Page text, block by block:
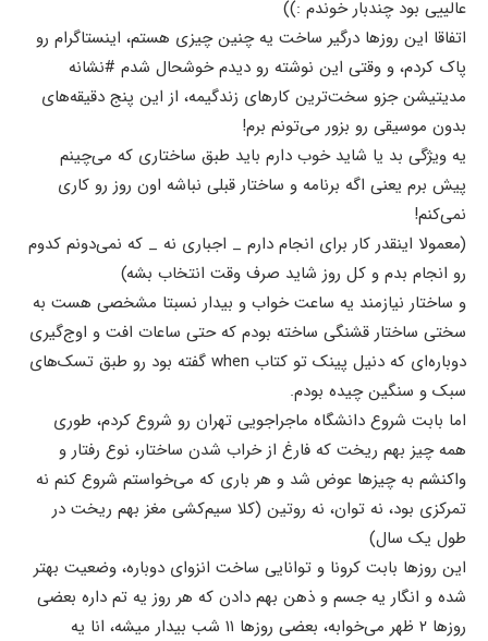
عالییی بود چندبار خوندم :))
اتفاقا این روزها درگیر ساخت یه چنین چیزی هستم، اینستاگرام رو
پاک کردم، و وقتی این نوشته رو دیدم خوشحال شدم #نشانه
مدیتیشن جزو سخت‌ترین کارهای زندگیمه، از این پنج دقیقه‌های
بدون موسیقی رو بزور می‌تونم برم!
یه ویژگی بد یا شاید خوب دارم باید طبق ساختاری که می‌چینم
پیش برم یعنی اگه برنامه و ساختار قبلی نباشه اون روز رو کاری
نمی‌کنم!
(معمولا اینقدر کار برای انجام دارم _ اجباری نه _ که نمی‌دونم کدوم
رو انجام بدم و کل روز شاید صرف وقت انتخاب بشه)
و ساختار نیازمند یه ساعت خواب و بیدار نسبتا مشخصی هست به
سختی ساختار قشنگی ساخته بودم که حتی ساعات افت و اوج‌گیری
دوباره‌ای که دنیل پینک تو کتاب when گفته بود رو طبق تسک‌های
سبک و سنگین چیده بودم.
اما بابت شروع دانشگاه ماجراجویی تهران رو شروع کردم، طوری
همه چیز بهم ریخت که فارغ از خراب شدن ساختار، نوع رفتار و
واکنشم به چیزها عوض شد و هر باری که می‌خواستم شروع کنم نه
تمرکزی بود، نه توان، نه روتین (کلا سیم‌کشی مغز بهم ریخت در
طول یک سال)
این روزها بابت کرونا و توانایی ساخت انزوای دوباره، وضعیت بهتر
شده و انگار یه جسم و ذهن بهم دادن که هر روز یه تم داره بعضی
روزها ۲ ظهر می‌خوابه، بعضی روزها ۱۱ شب بیدار میشه، انا یه